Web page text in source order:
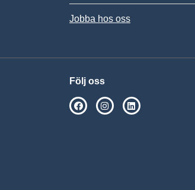
Jobba hos oss
Följ oss
SPSM på Facebook
SPSM på Instagram